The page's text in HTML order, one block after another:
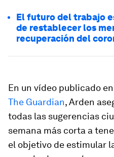
El futuro del trabajo
de restablecer los
recuperación del
En un vídeo publicado
The Guardian, Arden
todas las sugerencias
semana más corta a
el objetivo de estimular